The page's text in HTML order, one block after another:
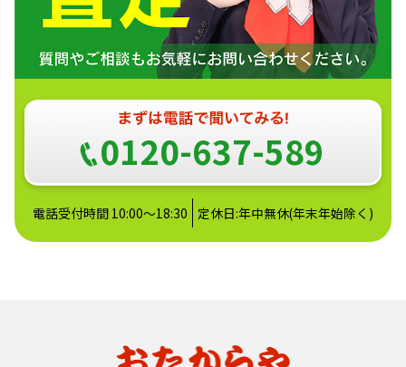
0120-637-589
電話受付時間 10:00～18:30 定休日:年中無休(年末年始除く)